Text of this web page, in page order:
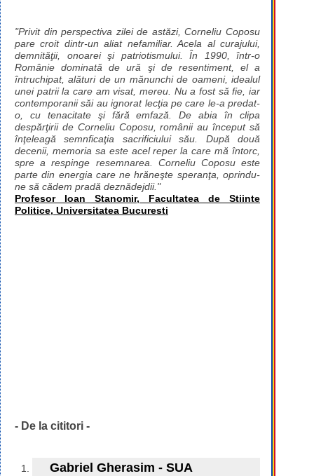
"Privit din perspectiva zilei de astăzi, Corneliu Coposu
pare croit dintr-un aliat nefamiliar. Acela al curajului,
demnităţii, onoarei şi patriotismului. În 1990, într-o
Românie dominată de ură şi de resentiment, el a
întruchipat, alături de un mănunchi de oameni, idealul
unei patrii la care am visat, mereu. Nu a fost să fie, iar
contemporanii săi au ignorat lecţia pe care le-a predat-
o, cu tenacitate şi fără emfază. De abia în clipa
despărţirii de Corneliu Coposu, românii au început să
înţeleagă semnficaţia sacrificiului său. După două
decenii, memoria sa este acel reper la care mă întorc,
spre a respinge resemnarea. Corneliu Coposu este
parte din energia care ne hrăneşte speranţa, oprindu-
ne să cădem pradă deznădejdii."
Profesor Ioan Stanomir, Facultatea de Stiinte
Politice, Universitatea Bucuresti
- De la cititori -
Gabriel Gherasim - SUA